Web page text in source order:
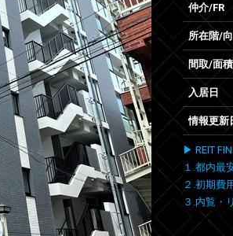
仲介/FR
所在階/
間取/面積
入居日
情報更新
▶ REIT
１.都内最
２.初期費
３.内覧・